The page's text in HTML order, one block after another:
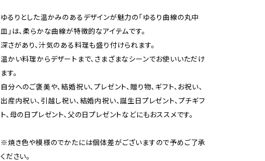
ゆるりとした温かみのあるデザインが魅力の「ゆるり曲線の丸中
皿」は、柔らかな曲線が特徴的なアイテムです。
深さがあり、汁気のある料理も盛り付けられます。
温かい料理からデザートまで、さまざまなシーンでお使いいただけ
ます。
自分へのご褒美や、結婚祝い、プレゼント、贈り物、ギフト、お祝い、
出産内祝い、引越し祝い、結婚内祝い、誕生日プレゼント、プチギフ
ト、母の日プレゼント、父の日プレゼントなどにもおススメです。
※焼き色や模様のでかたには個体差がございますので予めご了承
ください。